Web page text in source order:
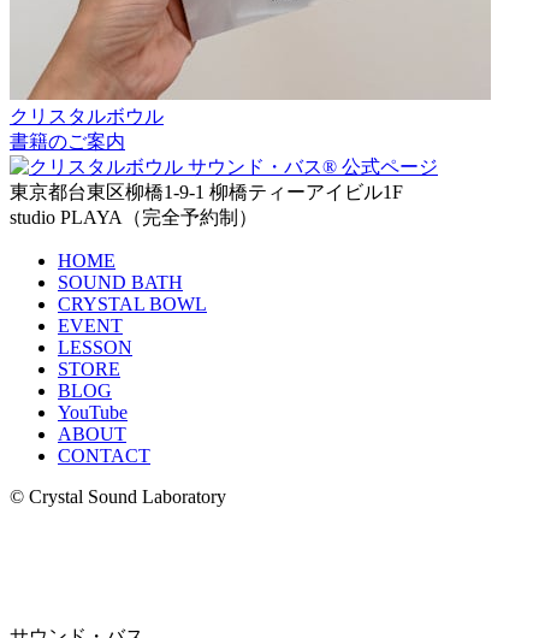
クリスタルボウル
書籍のご案内
東京都台東区柳橋1-9-1 柳橋ティーアイビル1F
studio PLAYA（完全予約制）
HOME
SOUND BATH
CRYSTAL BOWL
EVENT
LESSON
STORE
BLOG
YouTube
ABOUT
CONTACT
© Crystal Sound Laboratory